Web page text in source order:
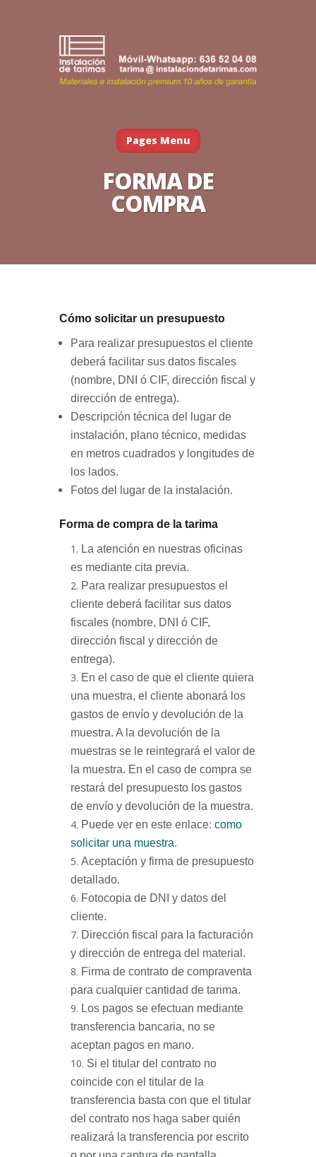
Pages Menu
FORMA DE
COMPRA
Cómo solicitar un presupuesto
Para realizar presupuestos el cliente
deberá facilitar sus datos fiscales
(nombre, DNI ó CIF, dirección fiscal y
dirección de entrega).
Descripción técnica del lugar de
instalación, plano técnico, medidas
en metros cuadrados y longitudes de
los lados.
Fotos del lugar de la instalación.
Forma de compra de la tarima
La atención en nuestras oficinas
es mediante cita previa.
Para realizar presupuestos el
cliente deberá facilitar sus datos
fiscales (nombre, DNI ó CIF,
dirección fiscal y dirección de
entrega).
En el caso de que el cliente quiera
una muestra, el cliente abonará los
gastos de envío y devolución de la
muestra. A la devolución de la
muestras se le reintegrará el valor de
la muestra. En el caso de compra se
restará del presupuesto los gastos
de envío y devolución de la muestra.
Puede ver en este enlace: como
solicitar una muestra.
Aceptación y firma de presupuesto
detallado.
Fotocopia de DNI y datos del
cliente.
Dirección fiscal para la facturación
y dirección de entrega del material.
Firma de contrato de compraventa
para cualquier cantidad de tarima.
Los pagos se efectuan mediante
transferencia bancaria, no se
aceptan pagos en mano.
Si el titular del contrato no
coincide con el titular de la
transferencia basta con que el titular
del contrato nos haga saber quién
realizará la transferencia por escrito